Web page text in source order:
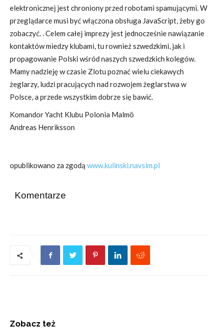
elektronicznej jest chroniony przed robotami spamującymi. W
przeglądarce musi być włączona obsługa JavaScript, żeby go
zobaczyć. . Celem całej imprezy jest jednocześnie nawiązanie
kontaktów miedzy klubami, tu rownież szwedzkimi, jak i
propagowanie Polski wśród naszych szwedzkich kolegów.
Mamy nadzieję w czasie Zlotu poznać wielu ciekawych
żeglarzy, ludzi pracujących nad rozwojem żeglarstwa w
Polsce, a przede wszystkim dobrze się bawić.
Komandor Yacht Klubu Polonia Malmö
Andreas Henriksson
opublikowano za zgodą www.kulinski.navsim.pl
Komentarze
Zobacz też